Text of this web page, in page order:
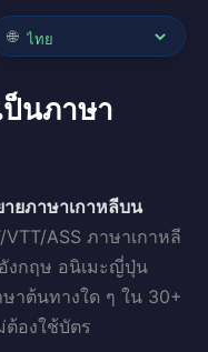
ป็นภาษา
ายภาษาเกาหลีบน
ASS ภาษาเกาหลี
งกฤษ อนิเมะญี่ปุ่น
าต้นทางใด ๆ ใน 30+
องใช้บัตร
🌐